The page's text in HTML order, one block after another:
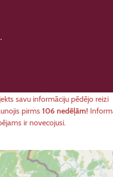
savu informāciju pēdējo reizi
pirms 106 nedēļām!
ir novecojusi.